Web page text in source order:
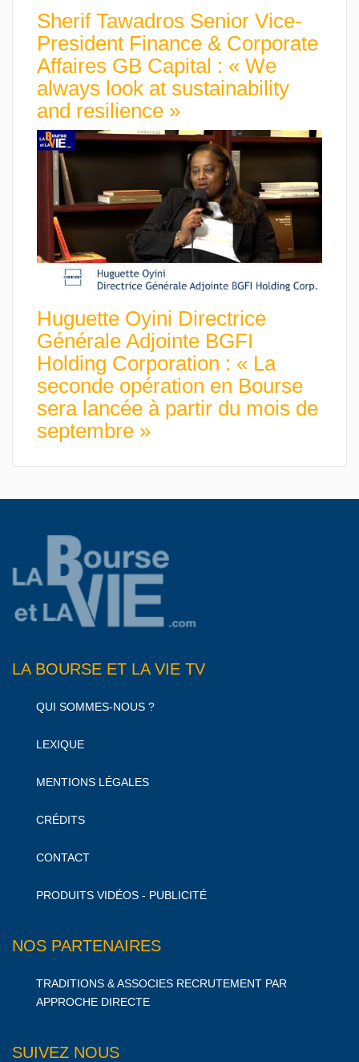
Sherif Tawadros Senior Vice-
President Finance & Corporate
Affaires GB Capital : « We
always look at sustainability
and resilience »
Huguette Oyini Directrice
Générale Adjointe BGFI
Holding Corporation : « La
seconde opération en Bourse
sera lancée à partir du mois de
septembre »
LA BOURSE ET LA VIE TV
QUI SOMMES-NOUS ?
LEXIQUE
MENTIONS LÉGALES
CRÉDITS
CONTACT
PRODUITS VIDÉOS - PUBLICITÉ
NOS PARTENAIRES
TRADITIONS & ASSOCIES RECRUTEMENT PAR
APPROCHE DIRECTE
SUIVEZ NOUS